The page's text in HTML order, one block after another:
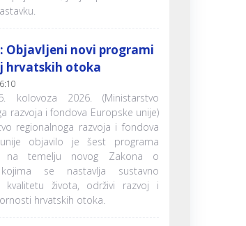
Objavljeni novi programi
hrvatskih otoka
kolovoza 2026. (Ministarstvo
razvoja i fondova Europske unije)
regionalnoga razvoja i fondova
objavilo je šest programa
na temelju novog Zakona o
se nastavlja sustavno
kvalitetu života, održivi razvoj i
hrvatskih otoka.